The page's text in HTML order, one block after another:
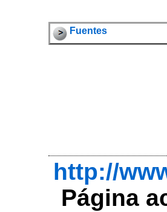
Fuentes
http://
Página